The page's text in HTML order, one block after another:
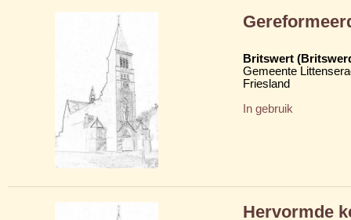
Britswert
Gemeente
Friesland
In gebruik
Hervormde